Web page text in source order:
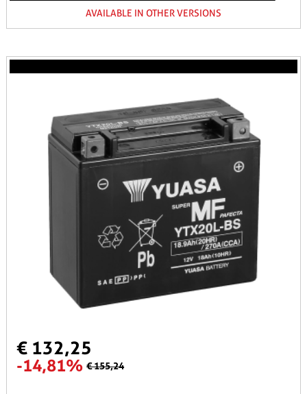
AVAILABLE IN OTHER VERSIONS
€ 132,25
-14,81% € 155,24